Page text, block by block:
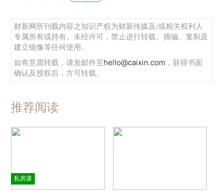
财新网所刊载内容之知识产权为财新传媒及/或相关权利人
专属所有或持有。未经许可，禁止进行转载、摘编、复制及
建立镜像等任何使用。
如有意愿转载，请发邮件至hello@caixin.com ，获得书面
确认及授权后，方可转载。
推荐阅读
私房课